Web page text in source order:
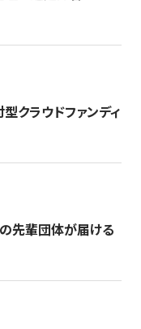
クラウドファンディ
先輩団体が届ける